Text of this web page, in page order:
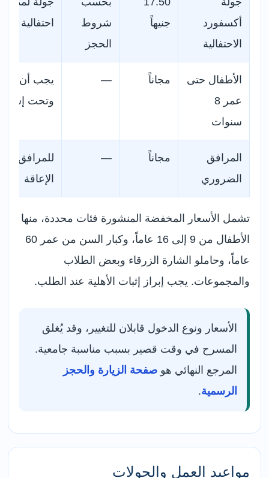
أكسفورد
الاحتفالية
جنيهاً
شروط
الحجز
احتفالية
الأطفال حتى
عمر 8
سنوات
مجاناً —
يجب أن
وتحت
المرافق
الضروري
مجاناً —
للمرافق
الإعاقة
تشمل الأسعار المخفضة المنشورة فئات محددة، منها
الأطفال من 9 إلى 16 عاماً، وكبار السن من عمر 60
عاماً، وحاملو الشارة الزرقاء وبعض الطلاب
والمجموعات. يجب إبراز إثبات الأهلية عند الطلب.
الأسعار ونوع الدخول قابلان للتغيير، وقد يُغلق
المسرح في وقت قصير بسبب مناسبة جامعية.
المرجع النهائي هو صفحة الزيارة والحجز
الرسمية.
مواعيد العمل والجولات